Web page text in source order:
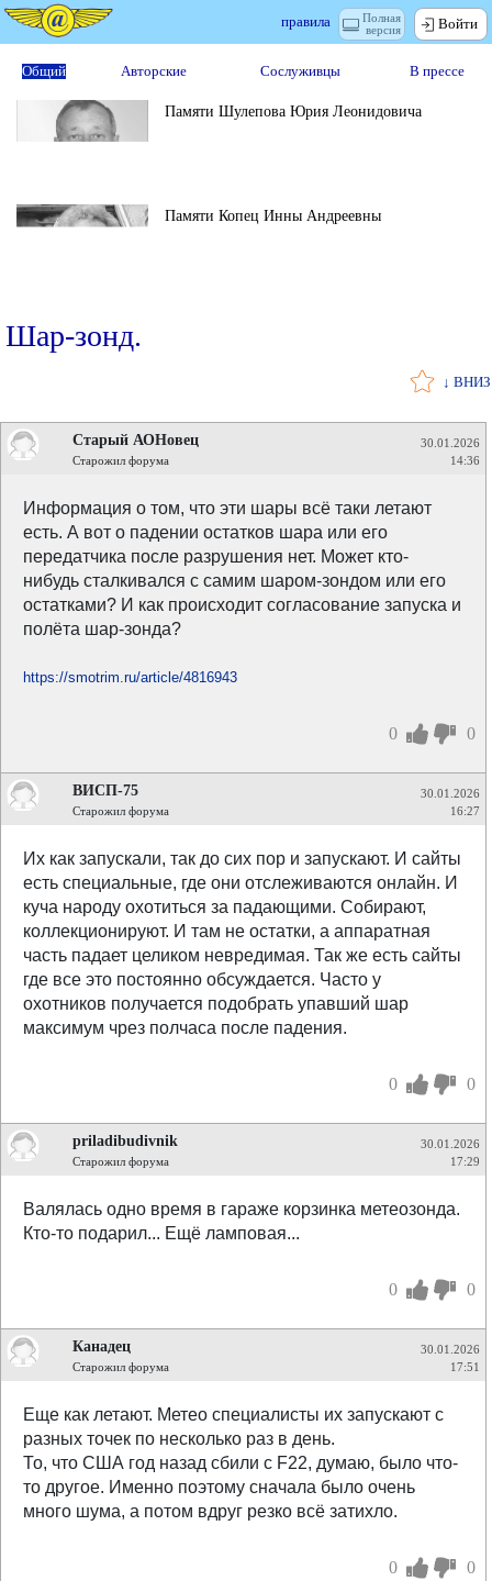
Полная
версия
правила Войти
Общий Авторские Сослуживцы В прессе
Памяти Шулепова Юрия Леонидовича
Памяти Копец Инны Андреевны
Шар-зонд.
↓ ВНИЗ
Старый АОНовец
Старожил форума
30.01.2026
14:36
Информация о том, что эти шары всё таки летают
есть. А вот о падении остатков шара или его
передатчика после разрушения нет. Может кто-
нибудь сталкивался с самим шаром-зондом или его
остатками? И как происходит согласование запуска и
полёта шар-зонда?
https://smotrim.ru/article/4816943
0 0
ВИСП-75
Старожил форума
30.01.2026
16:27
Их как запускали, так до сих пор и запускают. И сайты
есть специальные, где они отслеживаются онлайн. И
куча народу охотиться за падающими. Собирают,
коллекционируют. И там не остатки, а аппаратная
часть падает целиком невредимая. Так же есть сайты
где все это постоянно обсуждается. Часто у
охотников получается подобрать упавший шар
максимум чрез полчаса после падения.
0 0
priladibudivnik
Старожил форума
30.01.2026
17:29
Валялась одно время в гараже корзинка метеозонда.
Кто-то подарил... Ещё ламповая...
0 0
Канадец
Старожил форума
30.01.2026
17:51
Еще как летают. Метео специалисты их запускают с
разных точек по несколько раз в день.
То, что США год назад сбили с F22, думаю, было что-
то другое. Именно поэтому сначала было очень
много шума, а потом вдруг резко всё затихло.
0 0